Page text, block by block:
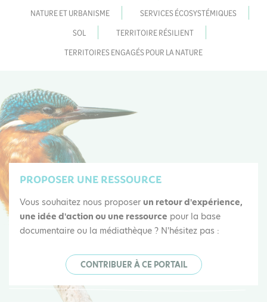
NATURE ET URBANISME
SERVICES ÉCOSYSTÉMIQUES
SOL
TERRITOIRE RÉSILIENT
TERRITOIRES ENGAGÉS POUR LA NATURE
PROPOSER UNE RESSOURCE
Vous souhaitez nous proposer un retour d'expérience,
une idée d'action ou une ressource pour la base
documentaire ou la médiathèque ? N'hésitez pas :
CONTRIBUER À CE PORTAIL